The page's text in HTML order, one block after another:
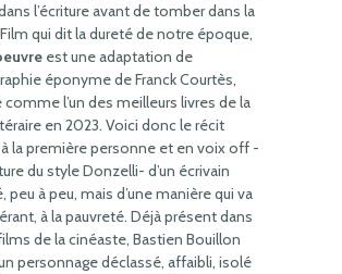
l’écriture avant de tomber dans la
qui dit la dureté de notre époque,
est une adaptation de
éponyme de Franck Courtès,
l’un des meilleurs livres de la
en 2023. Voici donc le récit
la première personne et en voix off -
du style Donzelli- d’un écrivain
à peu, mais d’une manière qui va
à la pauvreté. Déjà présent dans
de la cinéaste, Bastien Bouillon
personnage déclassé, affaibli, isolé